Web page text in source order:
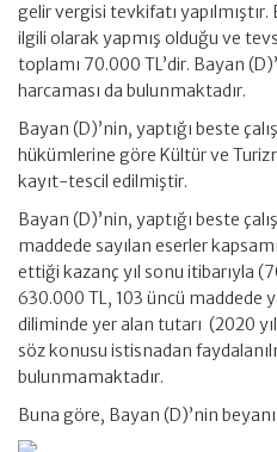
gelir vergisi tevkifatı
ilgili olarak yapmış olduğu ve
toplamı 70.000 TL’dir. Bayan
harcaması da bulunmaktadır.
Bayan (D)’nin, yaptığı beste
hükümlerine göre Kültür ve
kayıt-tescil edilmiştir.
Bayan (D)’nin, yaptığı beste
maddede sayılan eserler
ettiği kazanç yıl sonu itibarıyla
630.000 TL, 103 üncü maddede
diliminde yer alan tutarı (2020
söz konusu istisnadan
bulunmamaktadır.
Buna göre, Bayan (D)’nin